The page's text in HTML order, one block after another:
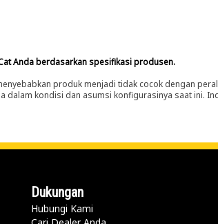
Anda berdasarkan spesifikasi produsen.
produk menjadi tidak cocok dengan
dalam kondisi dan asumsi konfigurasinya saat ini.
Dukungan
Hubungi Kami